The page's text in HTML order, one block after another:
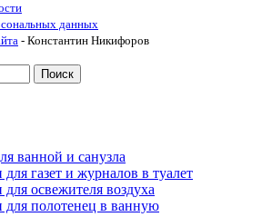
данных
- Константин Никифоров
Поиск
ванной и санузла
газет и журналов в туалет
освежителя воздуха
для полотенец в ванную